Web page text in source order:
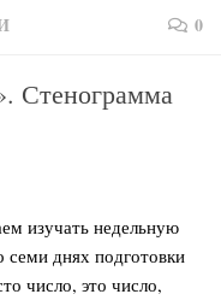
0
Стенограмма
изучать недельную
днях подготовки
число, это число,